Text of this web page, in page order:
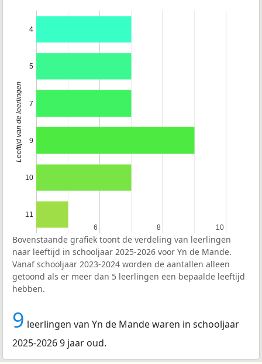
6
6 8
8 10
10
4
5
7
9
10
11
Leeftijd van de leerlingen
Bovenstaande grafiek toont de verdeling van leerlingen
naar leeftijd in schooljaar 2025-2026 voor Yn de Mande.
Vanaf schooljaar 2023-2024 worden de aantallen alleen
getoond als er meer dan 5 leerlingen een bepaalde leeftijd
hebben.
9 leerlingen van Yn de Mande waren in schooljaar
2025-2026 9 jaar oud.